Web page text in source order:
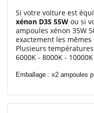
Si votre voiture est
xénon D3S 55W ou si
ampoules xénon 35W
exactement les
Plusieurs
6000K - 8000K -
Emballage : x2 ampoules